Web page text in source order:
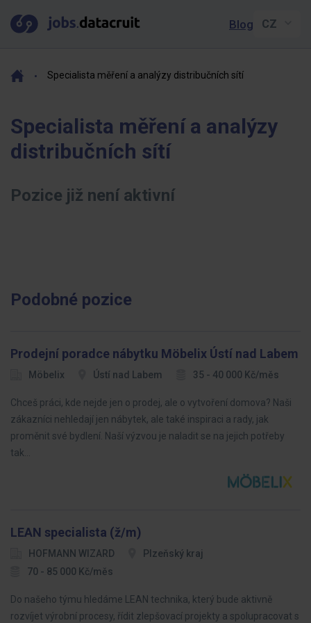
Blog
Specialista měření a analýzy distribučních sítí
Specialista měření a analýzy
distribučních sítí
Pozice již není aktivní
Podobné pozice
Prodejní poradce nábytku Möbelix Ústí nad Labem
Möbelix Ústí nad Labem 35 - 40 000 Kč/měs
Chceš práci, kde nejde jen o prodej, ale o vytvoření domova? Naši
zákazníci nehledají jen nábytek, ale také inspiraci a rady, jak
proměnit své bydlení. Naší výzvou je naladit se na jejich potřeby
tak…
LEAN specialista (ž/m)
HOFMANN WIZARD
Plzeňský kraj
70 - 85 000 Kč/měs
Do našeho týmu hledáme LEAN technika, který bude aktivně
rozvíjet výrobní procesy, řídit zlepšovací projekty a spolupracovat s